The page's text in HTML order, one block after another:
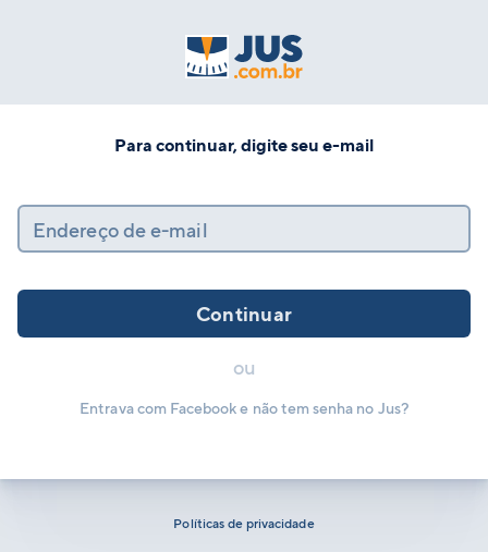
Para continuar, digite seu e-mail
Endereço de e-mail
Continuar
ou
Entrava com Facebook e não tem senha no Jus?
Políticas de privacidade